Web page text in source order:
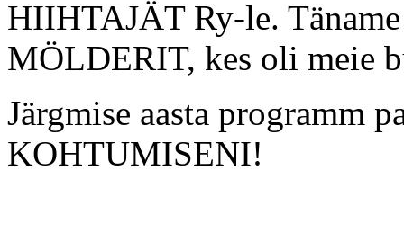
HIIHTAJÄT Ry-le.
MÖLDERIT, kes oli meie
Järgmise aasta programm
KOHTUMISENI!